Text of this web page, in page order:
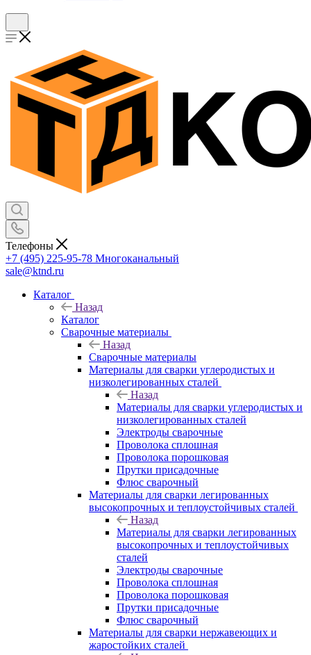
Телефоны
+7 (495) 225-95-78 Многоканальный
sale@ktnd.ru
Каталог
Назад
Каталог
Сварочные материалы
Назад
Сварочные материалы
Материалы для сварки углеродистых и
низколегированных сталей
Назад
Материалы для сварки углеродистых и
низколегированных сталей
Электроды сварочные
Проволока сплошная
Проволока порошковая
Прутки присадочные
Флюс сварочный
Материалы для сварки легированных
высокопрочных и теплоустойчивых сталей
Назад
Материалы для сварки легированных
высокопрочных и теплоустойчивых
сталей
Электроды сварочные
Проволока сплошная
Проволока порошковая
Прутки присадочные
Флюс сварочный
Материалы для сварки нержавеющих и
жаростойких сталей